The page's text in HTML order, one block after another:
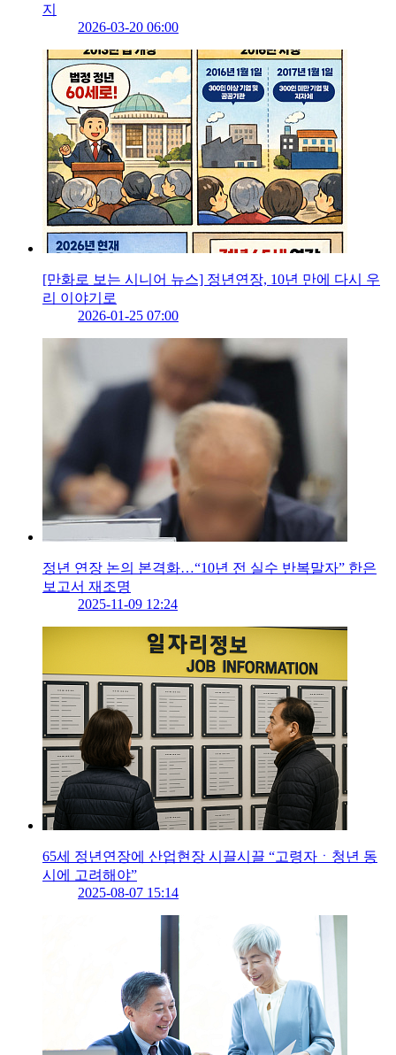
지
2026-03-20 06:00
[만화로 보는 시니어 뉴스] 정년연장, 10년 만에 다시 우
리 이야기로
2026-01-25 07:00
정년 연장 논의 본격화…“10년 전 실수 반복말자” 한은
보고서 재조명
2025-11-09 12:24
65세 정년연장에 산업현장 시끌시끌 “고령자ㆍ청년 동
시에 고려해야”
2025-08-07 15:14